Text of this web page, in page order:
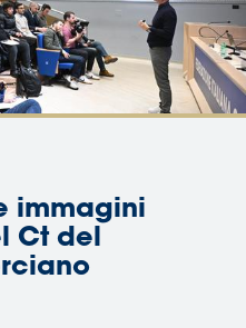
immagini
Ct del